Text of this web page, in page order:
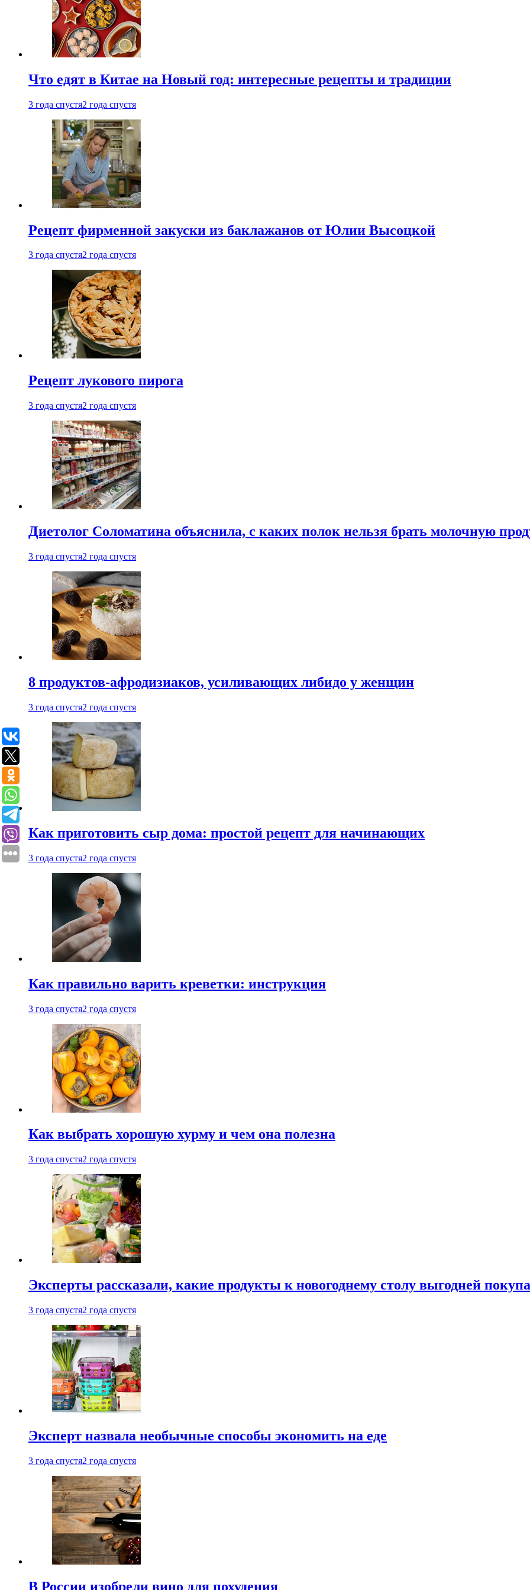
Что едят в Китае на Новый год: интересные рецепты и традиции
3 года спустя2 года спустя
Рецепт фирменной закуски из баклажанов от Юлии Высоцкой
3 года спустя2 года спустя
Рецепт лукового пирога
3 года спустя2 года спустя
Диетолог Соломатина объяснила, с каких полок нельзя брать молочную
3 года спустя2 года спустя
8 продуктов-афродизиаков, усиливающих либидо у женщин
3 года спустя2 года спустя
Как приготовить сыр дома: простой рецепт для начинающих
3 года спустя2 года спустя
Как правильно варить креветки: инструкция
3 года спустя2 года спустя
Как выбрать хорошую хурму и чем она полезна
3 года спустя2 года спустя
Эксперты рассказали, какие продукты к новогоднему столу выгодней
3 года спустя2 года спустя
Эксперт назвала необычные способы экономить на еде
3 года спустя2 года спустя
В России изобрели вино для похудения